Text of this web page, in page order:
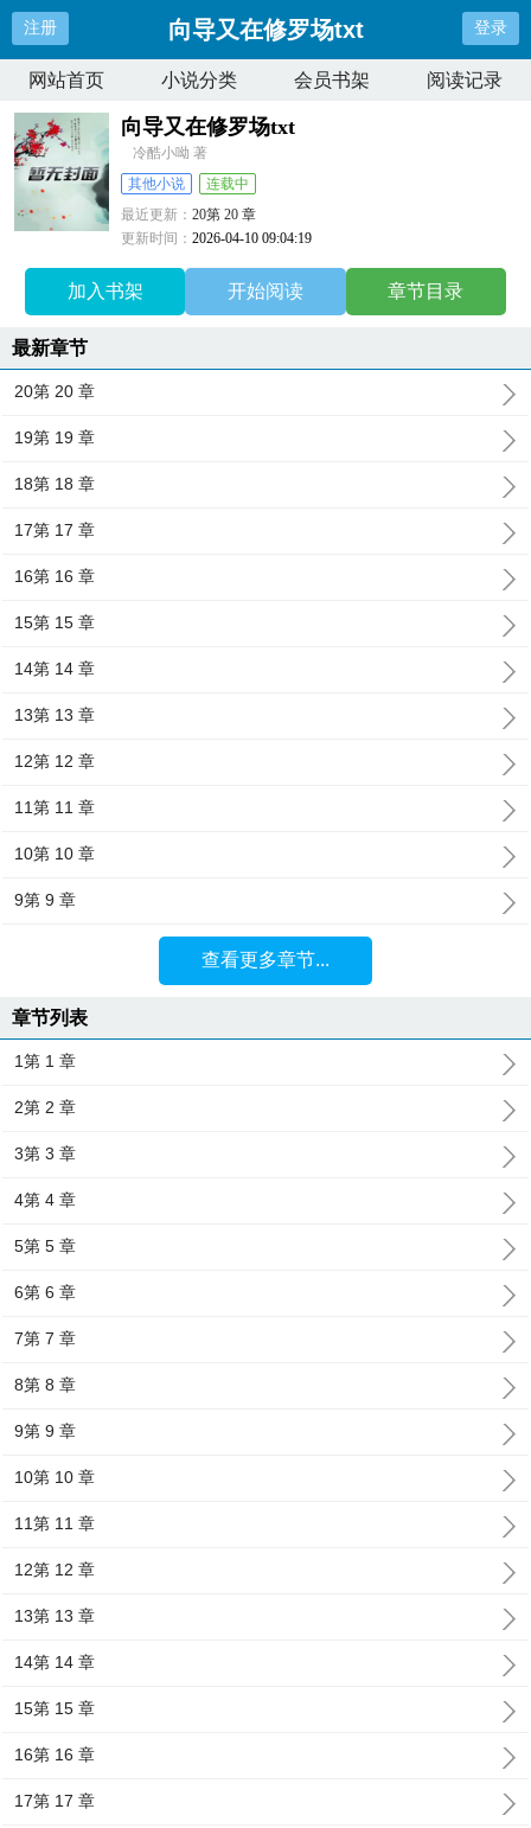
注册 向导又在修罗场txt 登录
网站首页 小说分类 会员书架 阅读记录
向导又在修罗场txt
冷酷小呦 著
其他小说
连载中
最近更新：20第 20 章
更新时间：2026-04-10 09:04:19
加入书架 开始阅读 章节目录
最新章节
20第 20 章
19第 19 章
18第 18 章
17第 17 章
16第 16 章
15第 15 章
14第 14 章
13第 13 章
12第 12 章
11第 11 章
10第 10 章
9第 9 章
查看更多章节...
章节列表
1第 1 章
2第 2 章
3第 3 章
4第 4 章
5第 5 章
6第 6 章
7第 7 章
8第 8 章
9第 9 章
10第 10 章
11第 11 章
12第 12 章
13第 13 章
14第 14 章
15第 15 章
16第 16 章
17第 17 章